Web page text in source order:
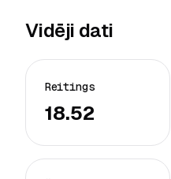
Vidēji dati
Reitings
18.52